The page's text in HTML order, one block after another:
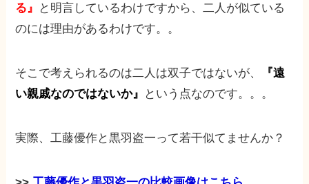
る』
と明言しているわけですから、二人が似ている
のには理由があるわけです。。
そこで考えられるのは二人は双子ではないが、
『遠
い親戚なのではないか』
という点なのです。。。
実際、工藤優作と黒羽盗一って若干似てませんか？